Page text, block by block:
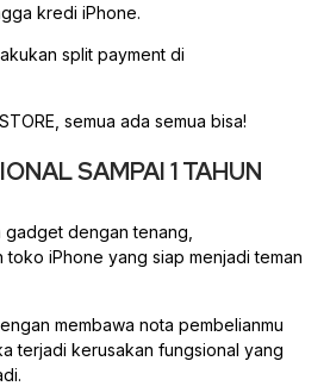
kredi iPhone.
split payment di
semua ada semua bisa!
SAMPAI 1 TAHUN
gadget dengan tenang,
toko iPhone yang siap menjadi teman
membawa nota pembelianmu
terjadi kerusakan fungsional yang